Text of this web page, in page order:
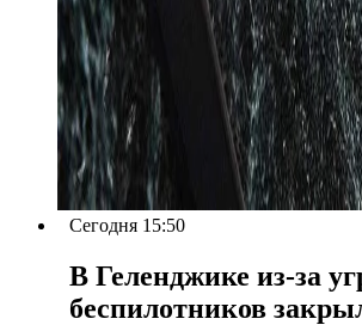
Сегодня 15:50
В Геленджике из-за
беспилотников